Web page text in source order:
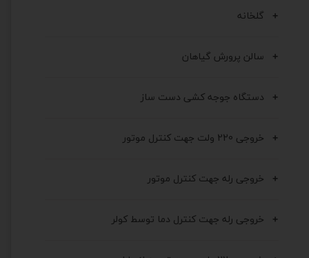
گلخانه
سالن پرورش گیاهان
دستگاه جوجه کشی دست ساز
خروجی 220 ولت جهت کنترل موتور
خروجی رله جهت کنترل موتور
خروجی رله جهت کنترل دما توسط کولر